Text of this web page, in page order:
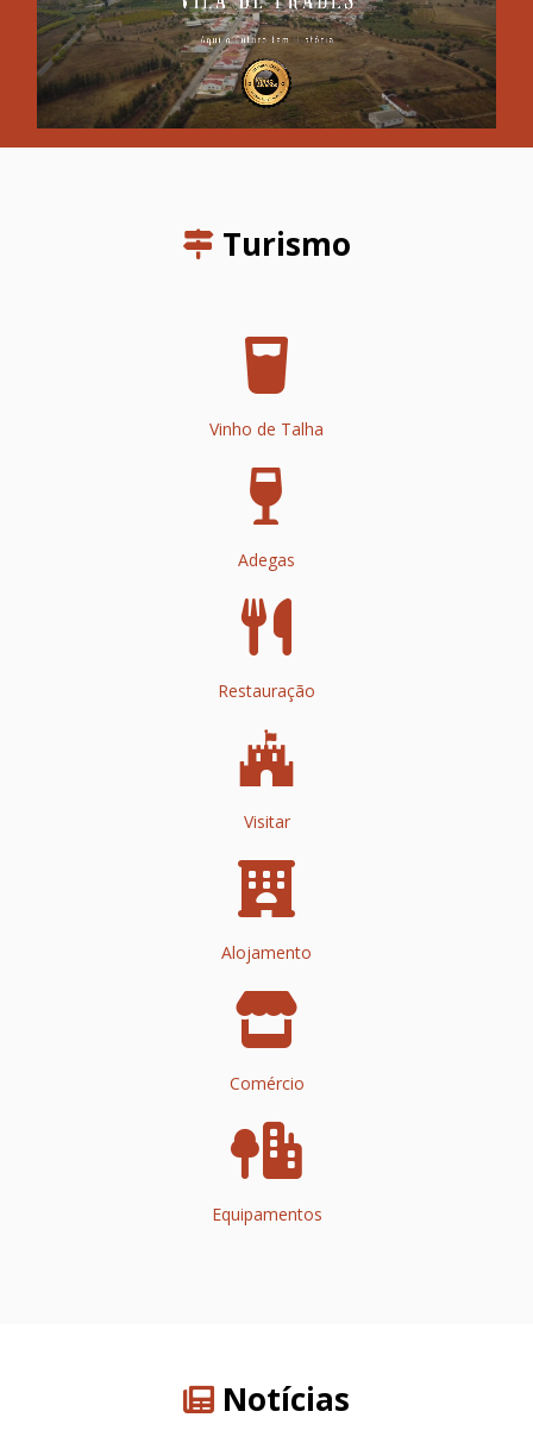
Turismo
Vinho de Talha
Adegas
Restauração
Visitar
Alojamento
Comércio
Equipamentos
Notícias